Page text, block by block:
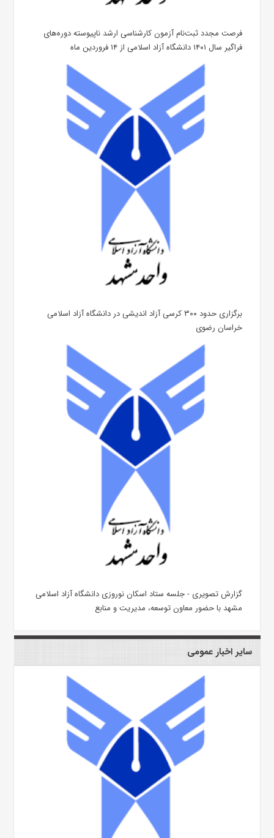
فرصت مجدد ثبت‌نام آزمون کارشناسی ارشد ناپیوسته دوره‌های
فراگیر سال ۱۴۰۱ دانشگاه آزاد اسلامی از ۱۴ فروردین ماه
برگزاری حدود ۳۰۰ کرسی آزاد اندیشی در دانشگاه آزاد اسلامی
خراسان رضوی
گزارش تصویری - جلسه ستاد اسکان نوروزی دانشگاه آزاد اسلامی
مشهد با حضور معاون توسعه، مدیریت و منابع
سایر اخبار عمومی